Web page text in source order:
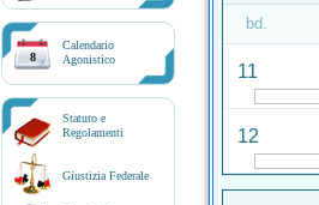
8
Calendario
Agonistico
Statuto e
Regolamenti
Giustizia Federale
bd.
11
12